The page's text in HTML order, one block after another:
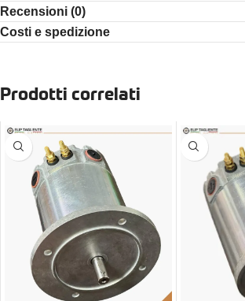
Recensioni (0)
Costi e spedizione
Prodotti correlati